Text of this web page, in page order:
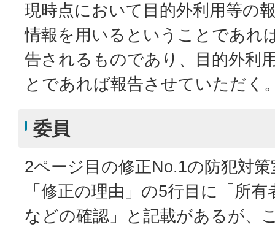
現時点において目的外利用等の
情報を用いるということであれ
告されるものであり、目的外利
とであれば報告させていただく
委員
2ページ目の修正No.1の防犯対
「修正の理由」の5行目に「所
などの確認」と記載があるが、